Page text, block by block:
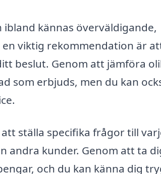
kännas överväldigande,
viktig rekommendation är
beslut. Genom att jämföra
som erbjuds, men du kan
ställa specifika frågor till
andra kunder. Genom att ta
och du kan känna dig